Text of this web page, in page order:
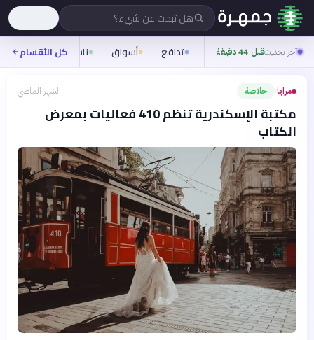
هل تبحث عن شيء؟
آخر تحديثقبل 44 دقيقة تدافع أسواق ناس روح
كل الأقسام
مرايا› خلاصة الشهر الماضي
مكتبة الإسكندرية تنظم 410 فعاليات بمعرض
الكتاب